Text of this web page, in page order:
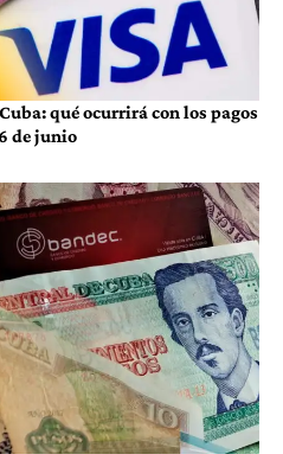
qué ocurrirá con los pagos
de junio